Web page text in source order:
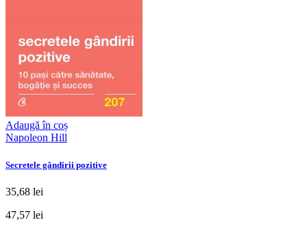
Adaugă în coș
Napoleon Hill
Secretele gândirii pozitive
35,68 lei
47,57 lei